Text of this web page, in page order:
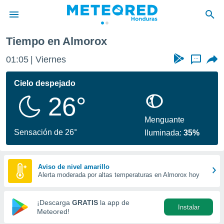
de
ha sido
calidad.
a este
las
y
forma
digital
basada
Tiempo en Almorox
01:05 Viernes ...
Cielo despejado
26°
Sensación de 26°
Menguante
Iluminada:35%
Aviso de nivel amarillo
Alerta moderada por altas temperaturas en Almorox hoy
¡Descarga GRATIS la app de
Meteored!
Instalar